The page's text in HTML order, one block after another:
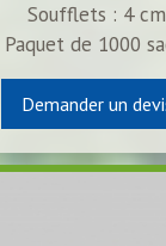
Soufflets : 4 cm
Paquet de 1000
Demander un